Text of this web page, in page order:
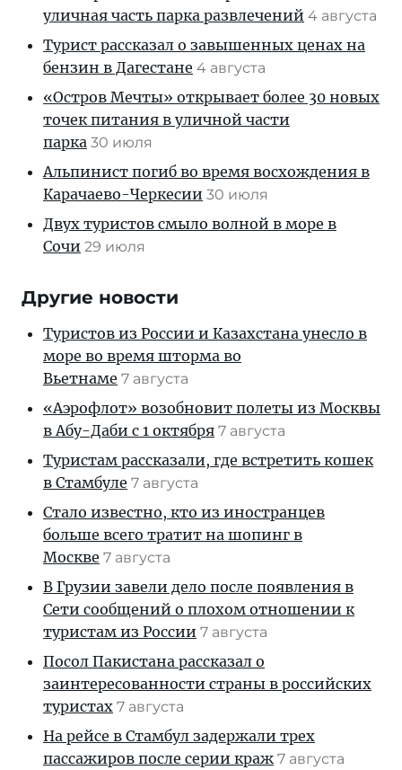
уличная часть парка развлечений 4 августа
Турист рассказал о завышенных ценах на
бензин в Дагестане 4 августа
«Остров Мечты» открывает более 30 новых
точек питания в уличной части
парка 30 июля
Альпинист погиб во время восхождения в
Карачаево-Черкесии 30 июля
Двух туристов смыло волной в море в
Сочи 29 июля
Другие новости
Туристов из России и Казахстана унесло в
море во время шторма во
Вьетнаме 7 августа
«Аэрофлот» возобновит полеты из Москвы
в Абу-Даби с 1 октября 7 августа
Туристам рассказали, где встретить кошек
в Стамбуле 7 августа
Стало известно, кто из иностранцев
больше всего тратит на шопинг в
Москве 7 августа
В Грузии завели дело после появления в
Сети сообщений о плохом отношении к
туристам из России 7 августа
Посол Пакистана рассказал о
заинтересованности страны в российских
туристах 7 августа
На рейсе в Стамбул задержали трех
пассажиров после серии краж 7 августа